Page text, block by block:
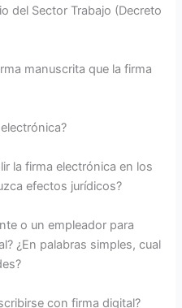
del Sector Trabajo (Decreto
manuscrita que la firma
la firma electrónica en los
efectos jurídicos?
o un empleador para
¿En palabras simples, cual
con firma digital?